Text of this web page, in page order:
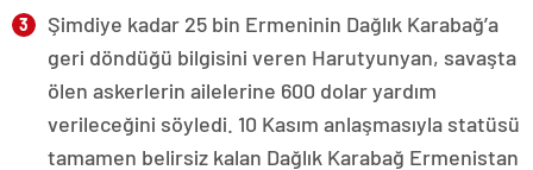
Şimdiye kadar 25 bin Ermeninin Dağlık Karabağ’a
geri döndüğü bilgisini veren Harutyunyan, savaşta
ölen askerlerin ailelerine 600 dolar yardım
verileceğini söyledi. 10 Kasım anlaşmasıyla statüsü
tamamen belirsiz kalan Dağlık Karabağ Ermenistan